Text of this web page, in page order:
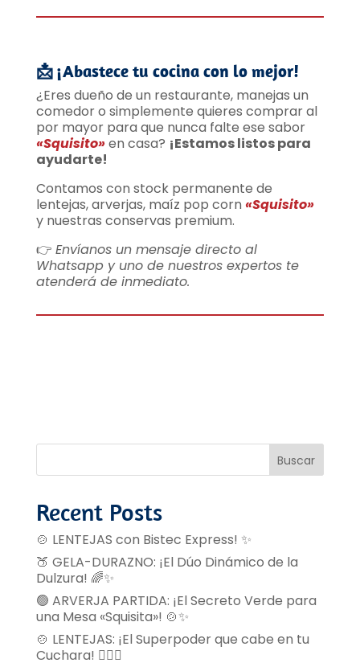
📩¡Abastece tu cocina con lo mejor!
¿Eres dueño de un restaurante, manejas un
comedor o simplemente quieres comprar al
por mayor para que nunca falte ese sabor
«Squisito»en casa? ¡Estamos listos para
ayudarte!
Contamos con stock permanente de
lentejas, arverjas, maíz pop corn «Squisito»
y nuestras conservas premium.
👉 Envíanos un mensaje directo al
Whatsapp y uno de nuestros expertos te
atenderá de inmediato.
Buscar
Recent Posts
🍲 LENTEJAS con Bistec Express! ✨
🍑 GELA-DURAZNO: ¡El Dúo Dinámico de la
Dulzura! 🌈✨
🟢 ARVERJA PARTIDA: ¡El Secreto Verde para
una Mesa «Squisita»! 🍲✨
🍲 LENTEJAS: ¡El Superpoder que cabe en tu
Cuchara! 🦸‍♂️✨